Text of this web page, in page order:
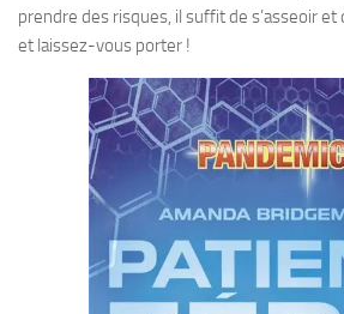
prendre des risques, il suffit de s’asseoir et
et laissez-vous porter !